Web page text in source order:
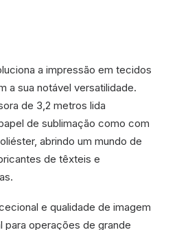
a impressão em tecidos
a sua notável versatilidade.
de 3,2 metros lida
de sublimação como com
abrindo um mundo de
de têxteis e
e qualidade de imagem
para operações de grande